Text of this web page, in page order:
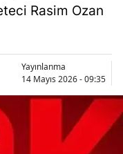
Rasim Ozan
Yayınlanma
14 Mayıs 2026 - 09:35